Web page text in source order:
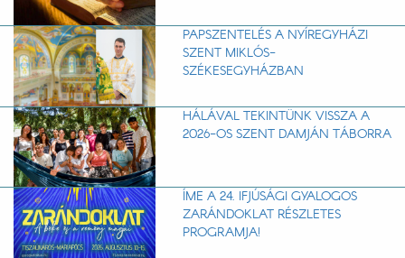
PAPSZENTELÉS A NYÍREGYHÁZI
SZENT MIKLÓS-
SZÉKESEGYHÁZBAN
HÁLÁVAL TEKINTÜNK VISSZA A
2026-OS SZENT DAMJÁN TÁBORRA
ÍME A 24. IFJÚSÁGI GYALOGOS
ZARÁNDOKLAT RÉSZLETES
PROGRAMJA!